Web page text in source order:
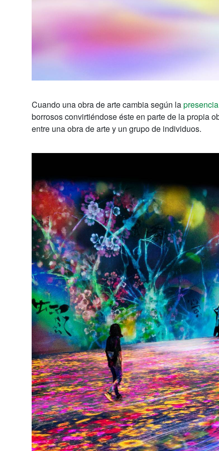
Cuando una obra de arte cambia según lapresencia
borrosos convirtiéndose éste en parte de la propia
entre una obra de arte y un grupo de individuos.